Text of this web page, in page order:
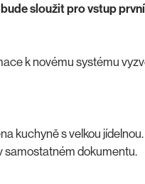
sloužit pro vstup
k novému systému
kuchyně s velkou
samostatném dokumentu.